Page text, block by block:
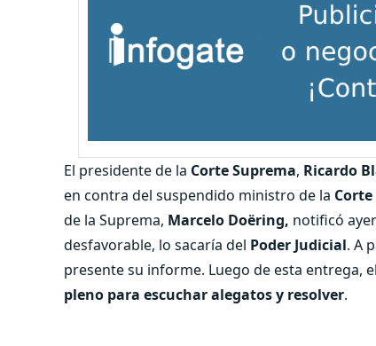
El presidente de la Corte Suprema, Ricardo
en contra del suspendido ministro de la
de la Suprema, Marcelo Doëring, notificó
desfavorable, lo sacaría del Poder Judicial. A
presente su informe. Luego de esta entrega,
pleno para escuchar alegatos y resolver.